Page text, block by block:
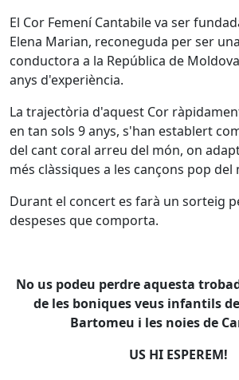
El Cor Femení Cantabile va ser
Elena Marian, reconeguda per ser
conductora a la República de
anys d'experiència.
La trajectòria d'aquest Cor
en tan sols 9 anys, s'han establert
del cant coral arreu del món, on
més clàssiques a les cançons pop del
Durant el concert es farà un sorteig
despeses que comporta.
No us podeu perdre aquesta
de les boniques veus infantils
Bartomeu i les noies de
US HI ESPEREM!